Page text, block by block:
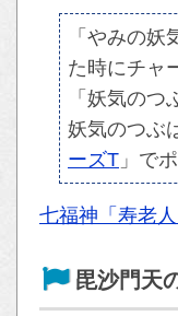
「やみの
た時にチャ
「妖気のつ
妖気のつぶ
ーズT 」で
七福神「寿老
毘沙門天